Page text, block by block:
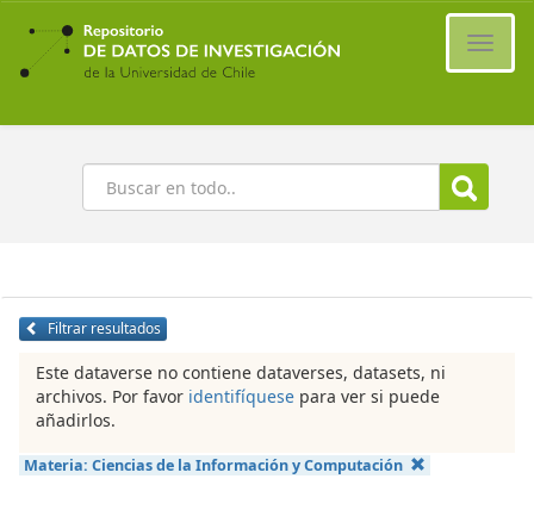
Ir
contenido
principal
Buscar
Filtrar resultados
Este dataverse no contiene dataverses, datasets, ni
archivos. Por favor identifíquese para ver si puede
añadirlos.
Materia: Ciencias de la Información y Computación